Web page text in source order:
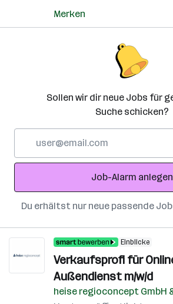
Merken
Sollen wir dir neue Jobs für
Suche schicken?
Adresse
Job-Alarm anlegen
Du erhältst nur neue passende
Einblicke
Verkaufsprofi für
Außendienst m/w/d
heise regioconcept GmbH